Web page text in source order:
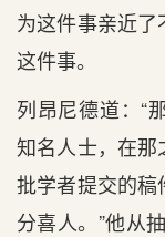
为这件事亲近
这件事。
列昂尼德道：“
知名人士，在
批学者提交的
分喜人。”他从